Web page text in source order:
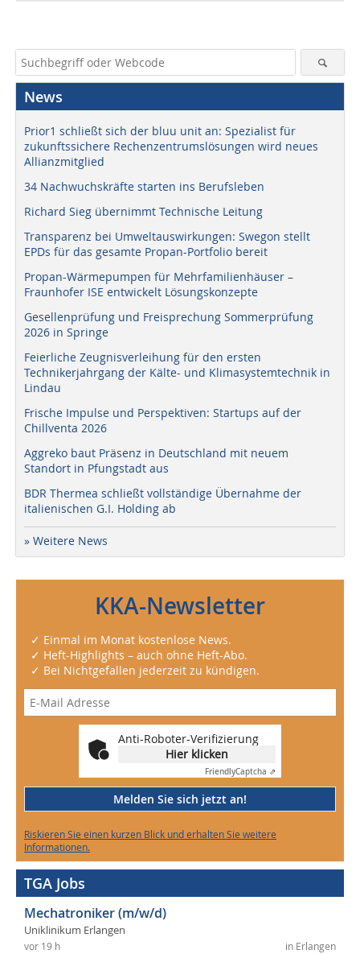
News
Prior1 schließt sich der bluu unit an: Spezialist für
zukunftssichere Rechenzentrumslösungen wird neues
Allianzmitglied
34 Nachwuchskräfte starten ins Berufsleben
Richard Sieg übernimmt Technische Leitung
Transparenz bei Umweltauswirkungen: Swegon stellt
EPDs für das gesamte Propan-Portfolio bereit
Propan-Wärmepumpen für Mehrfamilienhäuser –
Fraunhofer ISE entwickelt Lösungskonzepte
Gesellenprüfung und Freisprechung Sommerprüfung
2026 in Springe
Feierliche Zeugnisverleihung für den ersten
Technikerjahrgang der Kälte- und Klimasystemtechnik in
Lindau
Frische Impulse und Perspektiven: Startups auf der
Chillventa 2026
Aggreko baut Präsenz in Deutschland mit neuem
Standort in Pfungstadt aus
BDR Thermea schließt vollständige Übernahme der
italienischen G.I. Holding ab
» Weitere News
KKA-Newsletter
✓ Einmal im Monat kostenlose News.
✓ Heft-Highlights – auch ohne Heft-Abo.
✓ Bei Nichtgefallen jederzeit zu kündigen.
Anti-Roboter-Verifizierung
Hier klicken
FriendlyCaptcha ⇗
Melden Sie sich jetzt an!
Riskieren Sie einen kurzen Blick und erhalten Sie weitere
Informationen.
TGA Jobs
Mechatroniker (m/w/d)
Uniklinikum Erlangen
in Erlangen
vor 19 h